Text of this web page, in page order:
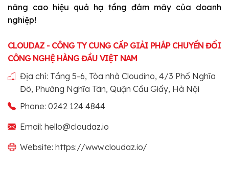
nâng cao hiệu quả hạ tầng đám mây của doanh
nghiệp!
CLOUDAZ - CÔNG TY CUNG CẤP GIẢI PHÁP CHUYỂN ĐỔI
CÔNG NGHỆ HÀNG ĐẦU VIỆT NAM
Địa chỉ: Tầng 5-6, Tòa nhà Cloudino, 4/3 Phố Nghĩa
Đô, Phường Nghĩa Tân, Quận Cầu Giấy, Hà Nội
Phone: 0242 124 4844
Email: hello@cloudaz.io
Website: https://www.cloudaz.io/